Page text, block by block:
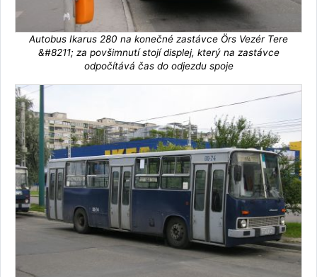
Autobus Ikarus 280 na konečné zastávce Örs Vezér Tere
&#8211; za povšimnutí stojí displej, který na zastávce
odpočítává čas do odjezdu spoje